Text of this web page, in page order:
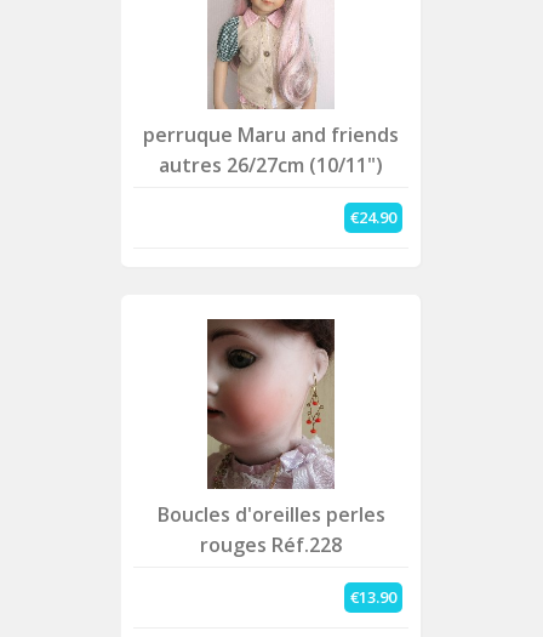
perruque Maru and friends
autres 26/27cm (10/11")
€24.90
Boucles d'oreilles perles
rouges Réf.228
€13.90